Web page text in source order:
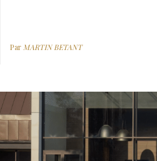
ParMARTIN BETANT